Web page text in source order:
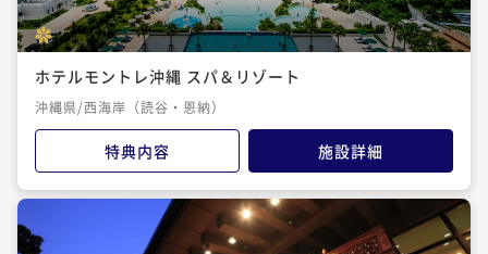
ホテルモントレ沖縄 スパ＆リゾート
沖縄県/西海岸（読谷・恩納）
特典内容 施設詳細